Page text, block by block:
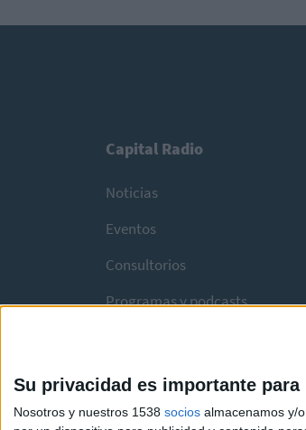
Su privacidad es importante
Nosotros y nuestros 1538 socios almacenamos y/
Capital Radio
Noticias
Eventos
Consultorios
Programas y podcasts